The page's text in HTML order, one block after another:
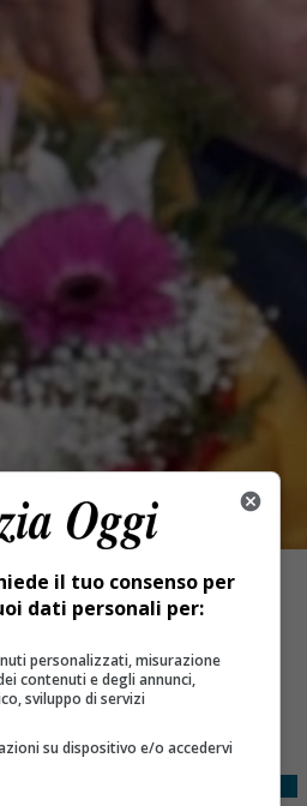
il tuo consenso per
dati personali per:
personalizzati, misurazione
contenuti e degli annunci,
sviluppo di servizi
su dispositivo e/o accedervi